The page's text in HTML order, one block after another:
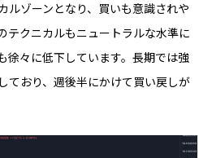
ルゾーンとなり、買いも意識されや
テクニカルもニュートラルな水準に
徐々に低下しています。長期では強
ており、週後半にかけて買い戻しが